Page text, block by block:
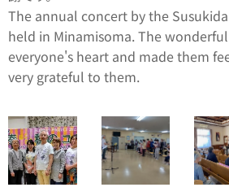
The annual concert by the
held in Minamisoma. The
everyone's heart and made them
very grateful to them.